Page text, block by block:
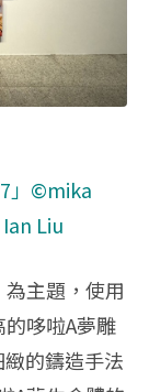
」©mika
Liu
主題，使用
的哆啦A夢雕
的鑄造手法